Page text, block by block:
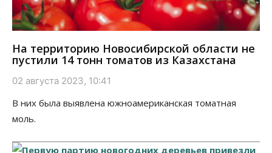
На территорию Новосибирской области не
пустили 14 тонн томатов из Казахстана
02 августа 2023, 10:41
В них была выявлена южноамериканская томатная
моль.